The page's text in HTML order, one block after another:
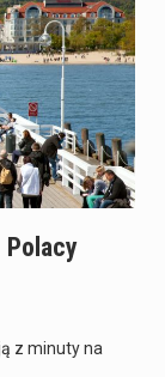
Co to jest cyberbezpieczeństwo w sieci? Cyberbezpieczeństwo w Internecie stanowi istotny element ochrony systemów informacyjnych. Jego zasadniczym celem jest zabezpieczenie przed różnorodnymi cyberzagrożeniami oraz ryzykiem,…
Czym były starożytne igrzyska olimpijskie w Grecji? Starożytne igrzyska olimpijskie odgrywały kluczową rolę w dziejach Grecji. Co cztery lata, w pięknej Olimpii, odbywały się te…
Co to jest globalne ocieplenie? Globalne ocieplenie to proces, który trwa od dłuższego czasu i prowadzi do podnoszenia się średnich temperatur zarówno na naszej planecie,…
Co to jest NATO? NATO, czyli Organizacja Traktatu Północnoatlantyckiego, to międzynarodowy sojusz wojskowy, który powstał 4 kwietnia 1949 roku. Jego głównym celem jest zapewnienie wolności…
Czym jest Organizacja Traktatu Północnoatlantyckiego? Organizacja Traktatu Północnoatlantyckiego, powszechnie znana jako NATO, to międzynarodowy sojusz polityczno-wojskowy, który powstał 4 kwietnia 1949 roku. Został założony przez…
Polacy
z minuty na